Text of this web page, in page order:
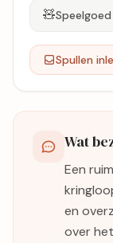
🧸Speelgoed
Spullen
Wat
Een
en
over